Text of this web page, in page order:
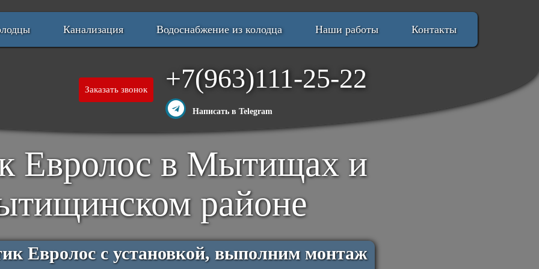
Канализация Водоснабжение из колодца Наши работы Контакты
Заказать звонок +7(963)111-25-22
Написать в Telegram
Евролос в Мытищах и
районе
Евролос с установкой, выполним монтаж